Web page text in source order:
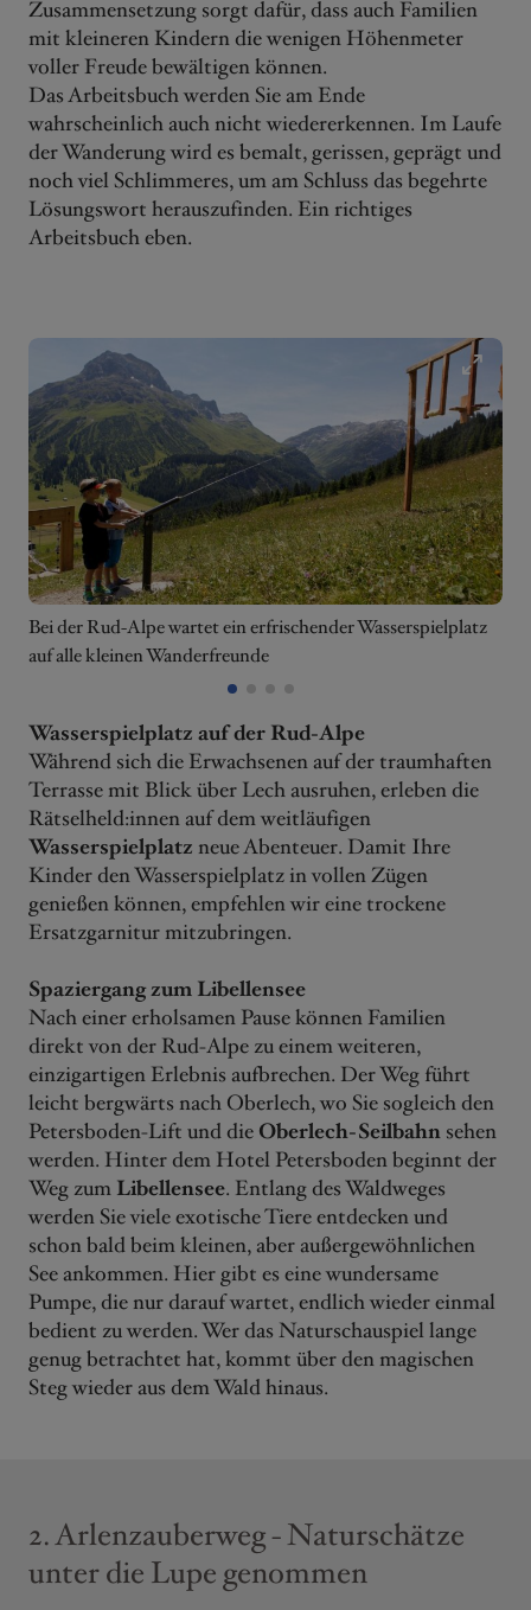
Zusammensetzung sorgt dafür, dass auch Familien
mit kleineren Kindern die wenigen Höhenmeter
voller Freude bewältigen können.
Das Arbeitsbuch werden Sie am Ende
wahrscheinlich auch nicht wiedererkennen. Im Laufe
der Wanderung wird es bemalt, gerissen, geprägt und
noch viel Schlimmeres, um am Schluss das begehrte
Lösungswort herauszufinden. Ein richtiges
Arbeitsbuch eben.
Wasserspielplatz auf der Rud-Alpe
Während sich die Erwachsenen auf der traumhaften
Terrasse mit Blick über Lech ausruhen, erleben die
Rätselheld:innen auf dem weitläufigen
Wasserspielplatz neue Abenteuer. Damit Ihre
Kinder den Wasserspielplatz in vollen Zügen
genießen können, empfehlen wir eine trockene
Ersatzgarnitur mitzubringen.
Spaziergang zum Libellensee
Nach einer erholsamen Pause können Familien
direkt von der Rud-Alpe zu einem weiteren,
einzigartigen Erlebnis aufbrechen. Der Weg führt
leicht bergwärts nach Oberlech, wo Sie sogleich den
Petersboden-Lift und die Oberlech-Seilbahn sehen
werden. Hinter dem Hotel Petersboden beginnt der
Weg zum Libellensee. Entlang des Waldweges
werden Sie viele exotische Tiere entdecken und
schon bald beim kleinen, aber außergewöhnlichen
See ankommen. Hier gibt es eine wundersame
Pumpe, die nur darauf wartet, endlich wieder einmal
bedient zu werden. Wer das Naturschauspiel lange
genug betrachtet hat, kommt über den magischen
Steg wieder aus dem Wald hinaus.
Bei der Rud-Alpe wartet ein erfrischender Wasserspielplatz
auf alle kleinen Wanderfreunde
2. Arlenzauberweg - Naturschätze
unter die Lupe genommen